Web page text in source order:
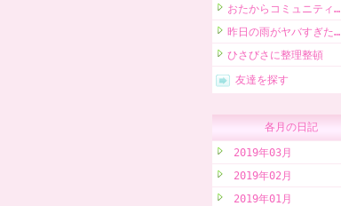
おたからコミュニティ…
昨日の雨がヤバすぎた…
ひさびさに整理整頓
友達を探す
各月の日記
2019年03月
2019年02月
2019年01月